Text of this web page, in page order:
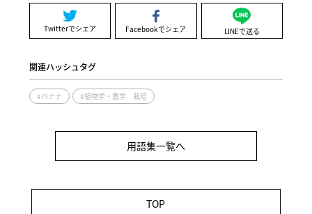
Twitterでシェア Facebookでシェア LINEで送る
関連ハッシュタグ
#バナナ #植物学・農学 栽培
用語集一覧へ
TOP